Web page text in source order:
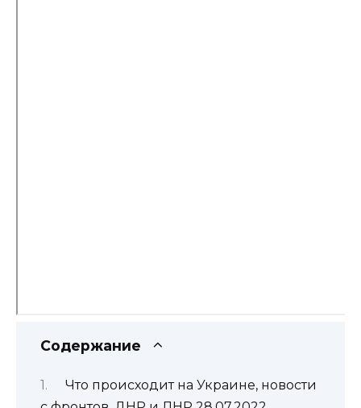
Содержание
Что происходит на Украине, новости